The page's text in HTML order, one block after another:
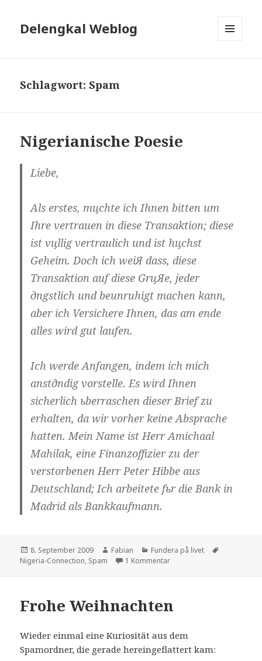
Delengkal Weblog
Schlagwort:Spam
Nigerianische Poesie
Liebe,
Als erstes, mцchte ich Ihnen bitten um
Ihre vertrauen in diese Transaktion; diese
ist vцllig vertraulich und ist hцchst
Geheim. Doch ich weiЯ dass, diese
Transaktion auf diese GrцЯe, jeder
дngstlich und beunruhigt machen kann,
aber ich Versichere Ihnen, das am ende
alles wird gut laufen.
Ich werde Anfangen, indem ich mich
anstдndig vorstelle. Es wird Ihnen
sicherlich ьberraschen dieser Brief zu
erhalten, da wir vorher keine Absprache
hatten. Mein Name ist Herr Amichaal
Mahilak, eine Finanzoffizier zu der
verstorbenen Herr Peter Hibbe aus
Deutschland; Ich arbeitete fьr die Bank in
Madrid als Bankkaufmann.
Veröffentlicht
am
8. September 2009 Autor
Fabian Kategorien
Fundera på livet
Nigeria-Connection, Spam 1 Kommentarzu Nigerianische Poesie
Frohe Weihnachten
Wieder einmal eine Kuriosität aus dem
Spamordner, die gerade hereingeflattert kam: